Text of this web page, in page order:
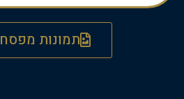
תמונות מפסח 2020